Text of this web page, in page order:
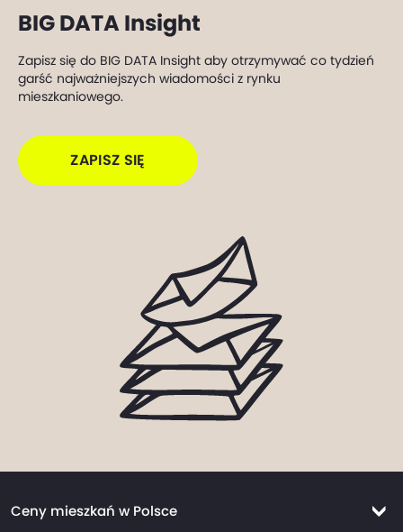
BIG DATA Insight
Zapisz się do BIG DATA Insight aby otrzymywać co tydzień
garść najważniejszych wiadomości z rynku
mieszkaniowego.
ZAPISZ SIĘ
Ceny mieszkań w Polsce